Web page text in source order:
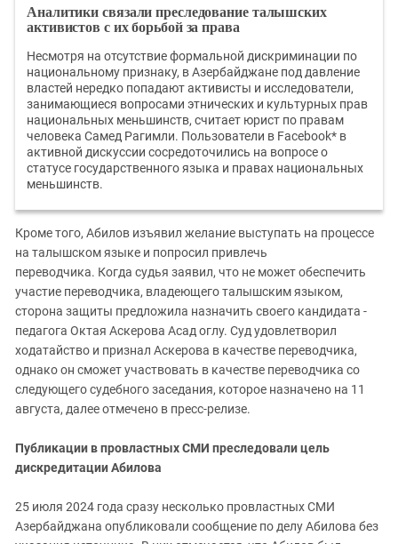
Аналитики связали преследование талышских
активистов с их борьбой за права
Несмотря на отсутствие формальной дискриминации по
национальному признаку, в Азербайджане под давление
властей нередко попадают активисты и исследователи,
занимающиеся вопросами этнических и культурных прав
национальных меньшинств, считает юрист по правам
человека Самед Рагимли. Пользователи в Facebook* в
активной дискуссии сосредоточились на вопросе о
статусе государственного языка и правах национальных
меньшинств.
Кроме того, Абилов изъявил желание выступать на процессе
на талышском языке и попросил привлечь
переводчика. Когда судья заявил, что не может обеспечить
участие переводчика, владеющего талышским языком,
сторона защиты предложила назначить своего кандидата -
педагога Октая Аскерова Асад оглу. Суд удовлетворил
ходатайство и признал Аскерова в качестве переводчика,
однако он сможет участвовать в качестве переводчика со
следующего судебного заседания, которое назначено на 11
августа, далее отмечено в пресс-релизе.
Публикации в провластных СМИ преследовали цель
дискредитации Абилова
25 июля 2024 года сразу несколько провластных СМИ
Азербайджана опубликовали сообщение по делу Абилова без